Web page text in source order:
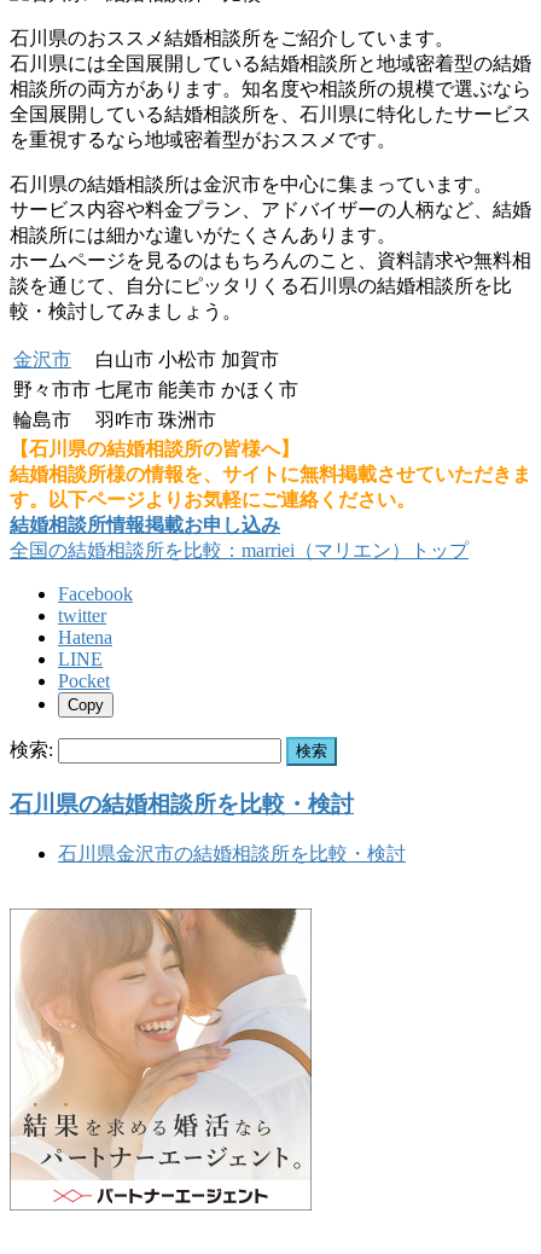
石川県のおススメ結婚相談所をご紹介しています。
石川県には全国展開している結婚相談所と地域密着型の結婚
相談所の両方があります。知名度や相談所の規模で選ぶなら
全国展開している結婚相談所を、石川県に特化したサービス
を重視するなら地域密着型がおススメです。
石川県の結婚相談所は金沢市を中心に集まっています。
サービス内容や料金プラン、アドバイザーの人柄など、結婚
相談所には細かな違いがたくさんあります。
ホームページを見るのはもちろんのこと、資料請求や無料相
談を通じて、自分にピッタリくる石川県の結婚相談所を比
較・検討してみましょう。
金沢市 白山市 小松市 加賀市
野々市市 七尾市 能美市 かほく市
輪島市
羽咋市 珠洲市
【石川県の結婚相談所の皆様へ】
結婚相談所様の情報を、サイトに無料掲載させていただきま
す。以下ページよりお気軽にご連絡ください。
結婚相談所情報掲載お申し込み
全国の結婚相談所を比較：marriei（マリエン）トップ
Facebook
twitter
Hatena
LINE
Pocket
Copy
検索:
石川県の結婚相談所を比較・検討
石川県金沢市の結婚相談所を比較・検討